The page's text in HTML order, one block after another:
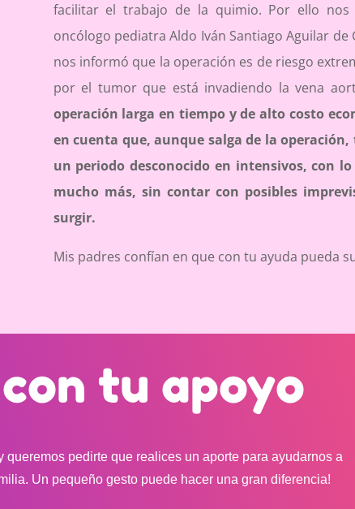
facilitar el trabajo de la quimio. Por ello nos
oncólogo pediatra Aldo Iván Santiago Aguilar de
nos informó que la operación es de riesgo
por el tumor que está invadiendo la vena
operación larga en tiempo y de alto costo
en cuenta que, aunque salga de la
un periodo desconocido en intensivos, con lo
mucho más, sin contar con posibles
surgir.
Mis padres confían en que con tu ayuda pueda
tu apoyo
pedirte que realices un aporte para ayudarnos a
Un pequeño gesto puede hacer una gran diferencia!